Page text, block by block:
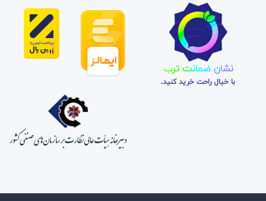
نشان ضمانت ترب
با خیال راحت خرید کنید.